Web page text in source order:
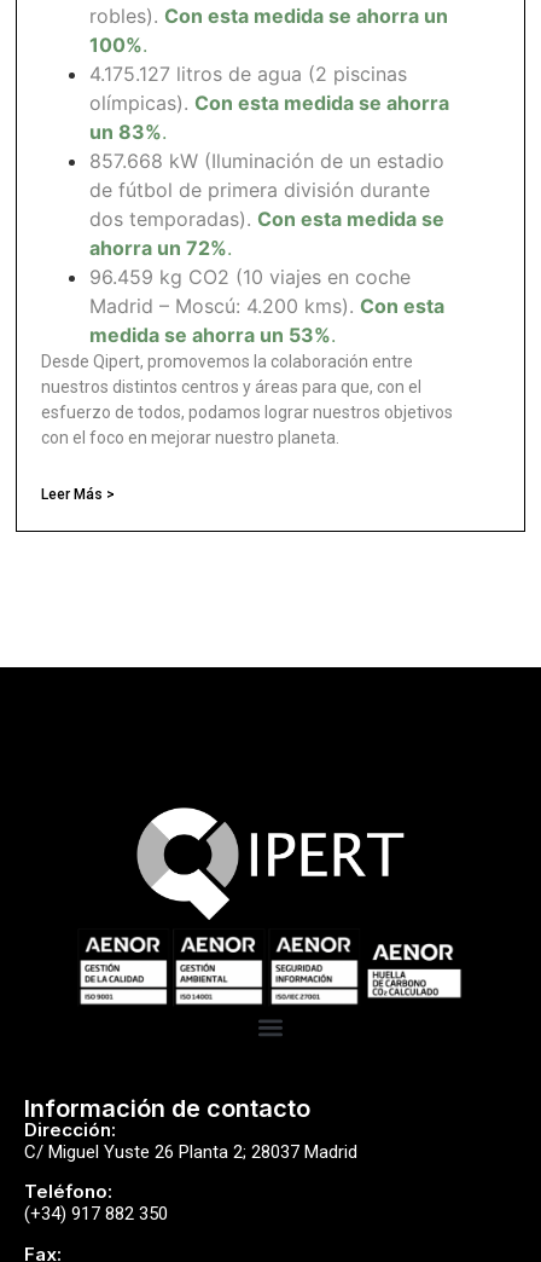
robles). Con esta medida se ahorra un
100%.
4.175.127 litros de agua (2 piscinas
olímpicas). Con esta medida se ahorra
un 83%.
857.668 kW (Iluminación de un estadio
de fútbol de primera división durante
dos temporadas). Con esta medida se
ahorra un 72%.
96.459 kg CO2 (10 viajes en coche
Madrid – Moscú: 4.200 kms). Con esta
medida se ahorra un 53%.
Desde Qipert, promovemos la colaboración entre
nuestros distintos centros y áreas para que, con el
esfuerzo de todos, podamos lograr nuestros objetivos
con el foco en mejorar nuestro planeta.
Leer Más >
Información de contacto
Dirección:
C/ Miguel Yuste 26 Planta 2; 28037 Madrid
Teléfono:
(+34) 917 882 350
Fax: